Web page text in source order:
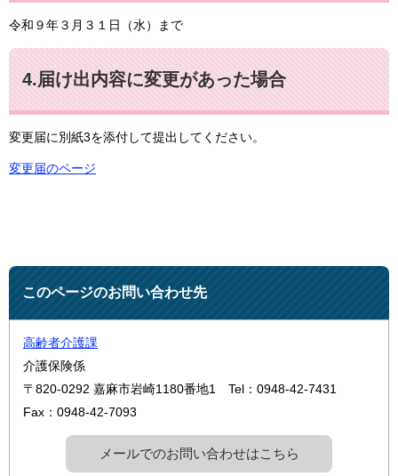
令和９年３月３１日（水）まで
4.届け出内容に変更があった場合
変更届に別紙3を添付して提出してください。
変更届のページ
このページのお問い合わせ先
高齢者介護課
介護保険係
〒820-0292 嘉麻市岩崎1180番地1
Tel：0948-42-7431
Fax：0948-42-7093
メールでのお問い合わせはこちら